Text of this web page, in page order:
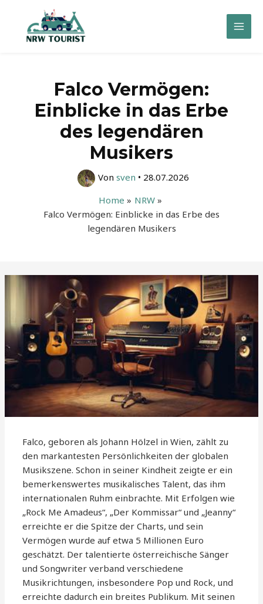
springen
Main
Falco Vermögen:
Einblicke in das Erbe
des legendären
Musikers
Von sven • 28.07.2026
Home
NRW
Falco Vermögen: Einblicke in das Erbe des
legendären Musikers
Falco, geboren als Johann Hölzel in Wien, zählt zu
den markantesten Persönlichkeiten der globalen
Musikszene. Schon in seiner Kindheit zeigte er ein
bemerkenswertes musikalisches Talent, das ihm
internationalen Ruhm einbrachte. Mit Erfolgen wie
„Rock Me Amadeus“, „Der Kommissar“ und „Jeanny“
erreichte er die Spitze der Charts, und sein
Vermögen wurde auf etwa 5 Millionen Euro
geschätzt. Der talentierte österreichische Sänger
und Songwriter verband verschiedene
Musikrichtungen, insbesondere Pop und Rock, und
erreichte dadurch ein breites Publikum. Mit seinen